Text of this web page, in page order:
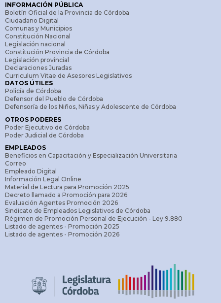
INFORMACIÓN PÚBLICA
Boletín Oficial de la Provincia de Córdoba
Ciudadano Digital
Comunas y Municipios
Constitución Nacional
Legislación nacional
Constitución Provincia de Córdoba
Legislación provincial
Declaraciones Juradas
Curriculum Vitae de Asesores Legislativos
DATOS ÚTILES
Policía de Córdoba
Defensor del Pueblo de Córdoba
Defensoría de los Niños, Niñas y Adolescente de Córdoba
OTROS PODERES
Poder Ejecutivo de Córdoba
Poder Judicial de Córdoba
EMPLEADOS
Beneficios en Capacitación y Especialización Universitaria
Correo
Empleado Digital
Información Legal Online
Material de Lectura para Promoción 2025
Decreto llamado a Promoción para 2026
Evaluación Agentes Promoción 2026
Sindicato de Empleados Legislativos de Córdoba
Régimen de Promoción Personal de Ejecución - Ley 9.880
Listado de agentes - Promoción 2025
Listado de agentes - Promoción 2026